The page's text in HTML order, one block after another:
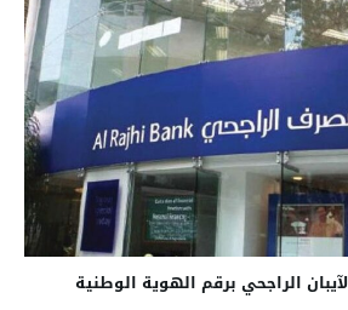
الراجحي برقم الهوية الوطنية